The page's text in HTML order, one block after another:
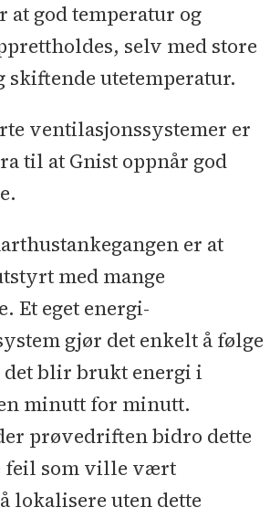
at god temperatur og
selv med store
skiftende utetemperatur.
ventilasjonssystemer er
til at Gnist oppnår god
er at
med mange
Et eget energi-
gjør det enkelt å følge
det blir brukt energi i
minutt for minutt.
prøvedriften bidro dette
feil som ville vært
lokalisere uten dette